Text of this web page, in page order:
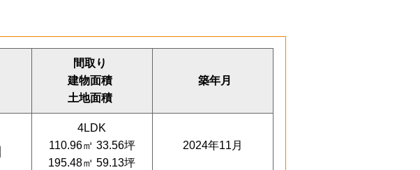
間取り
建物面積
土地面積
築年月
4LDK
110.96㎡ 33.56坪
195.48㎡ 59.13坪
2024年11月